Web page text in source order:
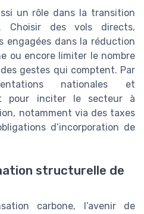
un rôle dans la transition
Choisir des vols directs,
engagées dans la réduction
ou encore limiter le nombre
gestes qui comptent. Par
nationales et
pour inciter le secteur à
notamment via des taxes
d’incorporation de
structurelle de
carbone, l’avenir de